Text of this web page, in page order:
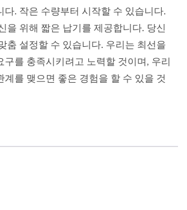
다. 작은 수량부터 시작할 수 있습니다.
을 위해 짧은 납기를 제공합니다. 당신
춤 설정할 수 있습니다. 우리는 최선을
구를 충족시키려고 노력할 것이며, 우리
계를 맺으면 좋은 경험을 할 수 있을 것